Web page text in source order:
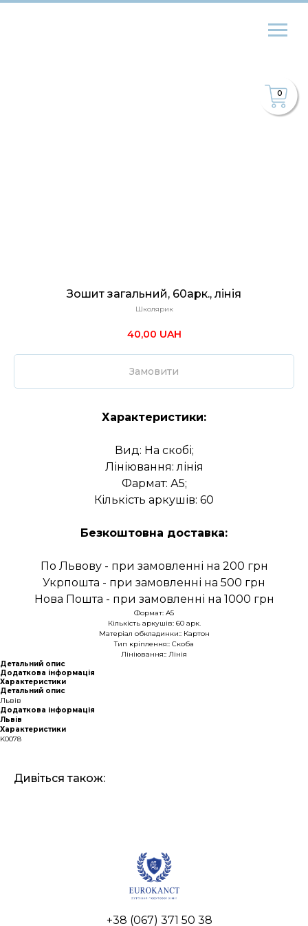
0
Зошит загальний, 60арк., лінія
Школярик
40,00 UAH
Замовити
Характеристики:
Вид: На скобі;
Лініювання: лінія
Фармат: А5;
Кількість аркушів: 60
Безкоштовна доставка:
По Львову - при замовленні на 200 грн
Укрпошта - при замовленні на 500 грн
Нова Пошта - при замовленні на 1000 грн
Формат: А5
Кількість аркушів: 60 арк.
Матеріал обкладинки:: Картон
Тип кріплення:: Скоба
Лініювання:: Лінія
Детальний опис
Додаткова інформація
Характеристики
Детальний опис
Львів
Додаткова інформація
Львів
Характеристики
K0078
Дивіться також:
+38 (067) 371 50 38